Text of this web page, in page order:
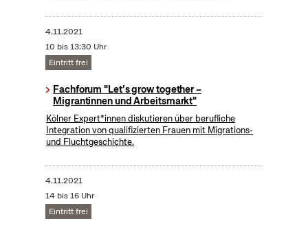
4.11.2021
10 bis 13:30 Uhr
Eintritt frei
Fachforum "Let’s grow together –
Migrantinnen und Arbeitsmarkt"
Kölner Expert*innen diskutieren über berufliche
Integration von qualifizierten Frauen mit Migrations-
und Fluchtgeschichte.
4.11.2021
14 bis 16 Uhr
Eintritt frei